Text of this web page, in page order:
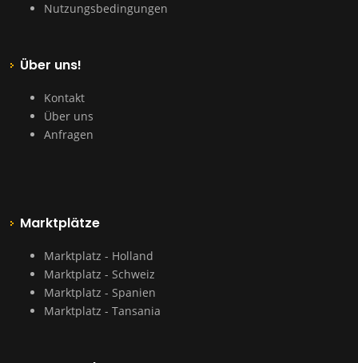
Nutzungsbedingungen
Über uns!
Kontakt
Über uns
Anfragen
Marktplätze
Marktplatz - Holland
Marktplatz - Schweiz
Marktplatz - Spanien
Marktplatz - Tansania